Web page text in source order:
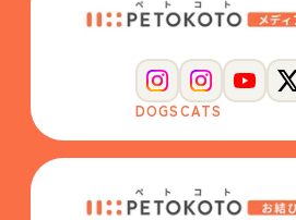
DOGSCATS